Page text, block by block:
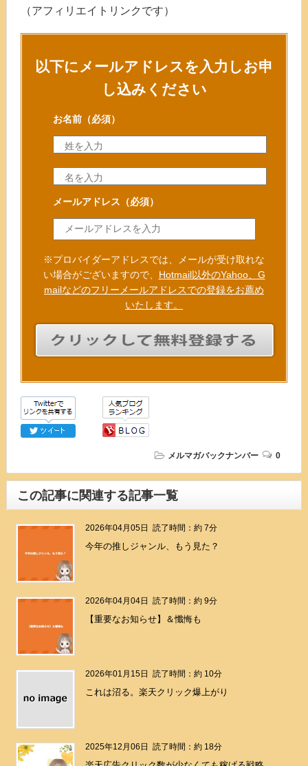
（アフィリエイトリンクです）
以下にメールアドレスを入力しお申
し込みください
お名前（必須）
メールアドレス （必須）
※プロバイダーアドレスでは、メールが受け取れな
い場合がございますので、 Hotmail以外のYahoo、G
mailなどのフリーメールアドレスでの登録をお薦め
いたします。
メルマガバックナンバー 0
この記事に関連する記事一覧
2026年04月05日 読了時間：約 7分
今年の推しジャンル、もう見た？
2026年04月04日 読了時間：約 9分
【重要なお知らせ】＆懺悔も
2026年01月15日 読了時間：約 10分
これは沼る。楽天クリック爆上がり
2025年12月06日 読了時間：約 18分